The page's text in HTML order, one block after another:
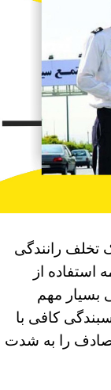
تخلف رانندگی
از
بسیار مهم
کافی با
را به شدت